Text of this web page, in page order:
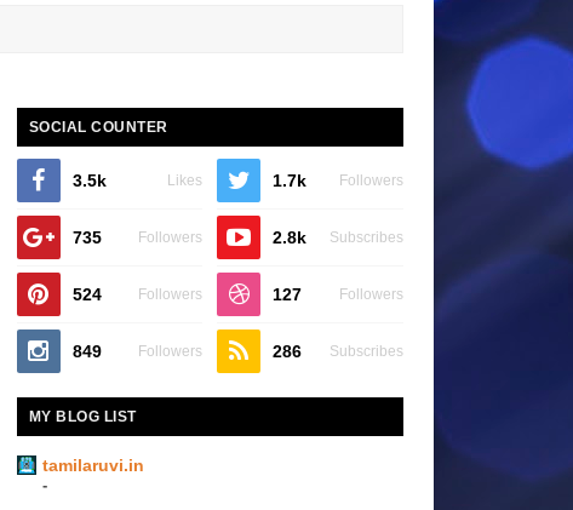
SOCIAL COUNTER
3.5k Likes 1.7k Followers
735 Followers 2.8k Subscribes
524 Followers 127 Followers
849 Followers 286 Subscribes
MY BLOG LIST
tamilaruvi.in
-